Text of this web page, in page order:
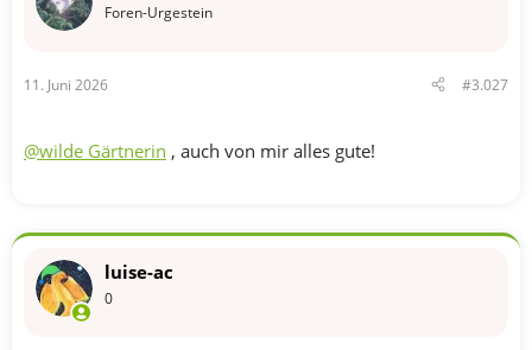
Foren-Urgestein
11. Juni 2026 #3.027
@wilde Gärtnerin , auch von mir alles gute!
luise-ac
0